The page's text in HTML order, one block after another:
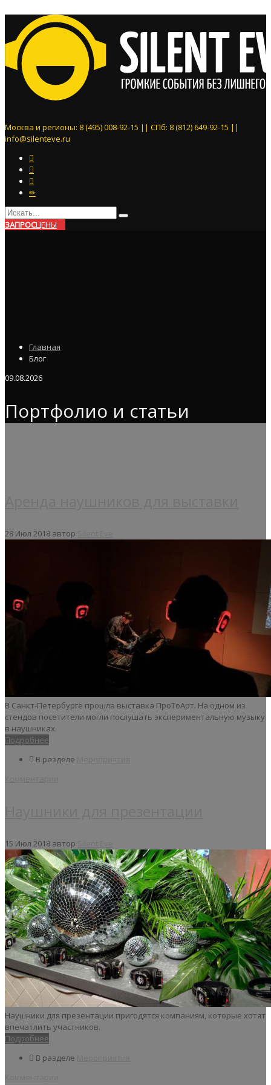
Москва и регионы: 8 (495) 008-92-15 || СПб: 8 (812) 649-92-15 ||
info@silenteve.ru
ЗАПРОСЦЕНЫ
Главная
Блог
09.08.2026
Портфолио и статьи
28 Июл 2018 автор
В Санкт-Петербурге прошла выставка ПроТоАрт. На одном из
стендов посетители могли послушать экспериментальную музыку
в наушниках.
Подробнее
В разделе
15 Июл 2018 автор
Наушники для презентации пригодятся компаниям, которые хотят
впечатлить участников.
Подробнее
В разделе